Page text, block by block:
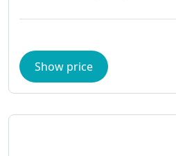
Show price